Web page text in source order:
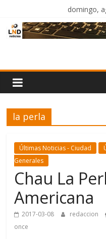
contenido
domingo,
Noticias
la perla
Últimas Noticias - Ciudad
Generales
Chau La
Americana
2017-03-08 redaccion
once